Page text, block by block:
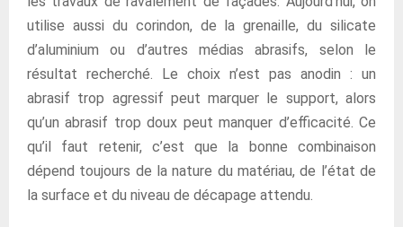
utilise aussi du corindon, de la grenaille, du silicate
d’aluminium ou d’autres médias abrasifs, selon le
résultat recherché. Le choix n’est pas anodin : un
abrasif trop agressif peut marquer le support, alors
qu’un abrasif trop doux peut manquer d’efficacité. Ce
qu’il faut retenir, c’est que la bonne combinaison
dépend toujours de la nature du matériau, de l’état de
la surface et du niveau de décapage attendu.